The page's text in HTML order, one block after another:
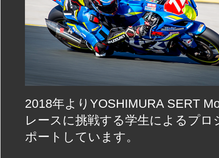
2018年よりYOSHIMURA SERT
レースに挑戦する学生によるプ
ポートしています。